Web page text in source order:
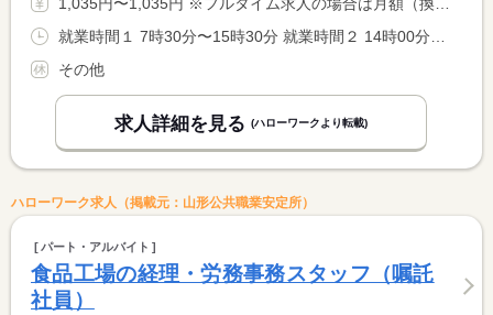
その他
求人詳細を見る (ハローワークより転載)
ハローワーク求人（掲載元：山形公共職業安定所）
パート・アルバイト
食品工場の経理・労務事務スタッフ（嘱託
社員）